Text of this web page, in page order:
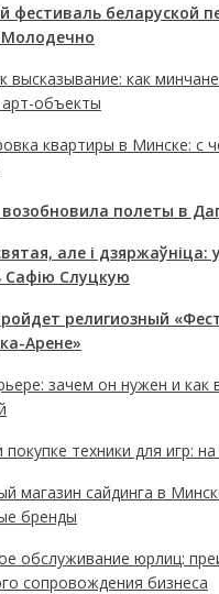
фестиваль беларуской
высказывание: как
объекты
квартиры в Минске: с
полеты в
але і
Сафію Слуцкую
религиозный
Арене»
зачем он нужен и как
техники для игр:
магазин сайдинга в
бренды
обслуживание юрлиц:
сопровождения бизнеса